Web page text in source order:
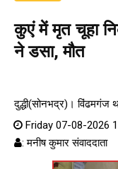
कुएं में मृत चूहा
ने डसा, मौत
दुद्धी(सोनभद्र)। विंढमगंज
Friday 07-08-2026
: मनीष कुमार संवाददाता